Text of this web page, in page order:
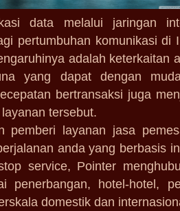
data melalui jaringan
pertumbuhan komunikasi di
adalah keterkaitan
yang dapat dengan
bertransaksi juga
tersebut.
pemberi layanan jasa
anda yang berbasis
service, Pointer
penerbangan, hotel-hotel,
domestik dan